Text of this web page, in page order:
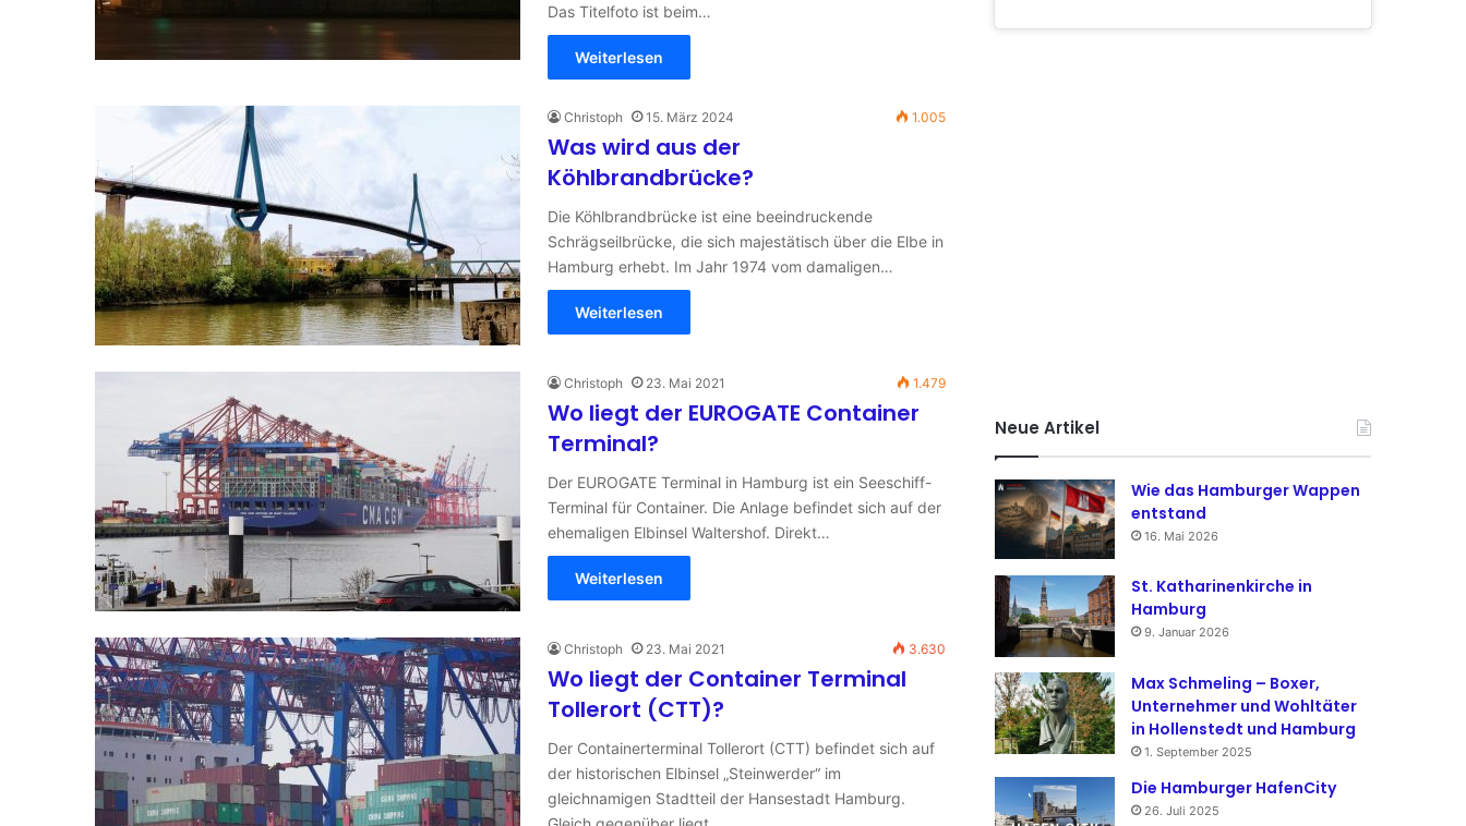
Das Titelfoto ist beim…
Weiterlesen
Christoph 15. März 2024 1.005
Was wird aus der
Köhlbrandbrücke?
Die Köhlbrandbrücke ist eine beeindruckende
Schrägseilbrücke, die sich majestätisch über die Elbe in
Hamburg erhebt. Im Jahr 1974 vom damaligen…
Weiterlesen
Christoph 23. Mai 2021 1.479
Wo liegt der EUROGATE Container
Terminal?
Der EUROGATE Terminal in Hamburg ist ein Seeschiff-
Terminal für Container. Die Anlage befindet sich auf der
ehemaligen Elbinsel Waltershof. Direkt…
Weiterlesen
Christoph 23. Mai 2021 3.630
Wo liegt der Container Terminal
Tollerort (CTT)?
Der Containerterminal Tollerort (CTT) befindet sich auf
der historischen Elbinsel „Steinwerder“ im
gleichnamigen Stadtteil der Hansestadt Hamburg.
Neue Artikel
Wie das Hamburger Wappen
entstand
16. Mai 2026
St. Katharinenkirche in
Hamburg
9. Januar 2026
Max Schmeling – Boxer,
Unternehmer und Wohltäter
in Hollenstedt und Hamburg
1. September 2025
Die Hamburger HafenCity
26. Juli 2025